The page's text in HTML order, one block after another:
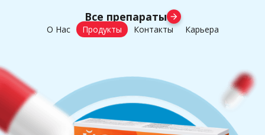
Все препараты arrow_forward
О Нас Продукты Контакты Карьера